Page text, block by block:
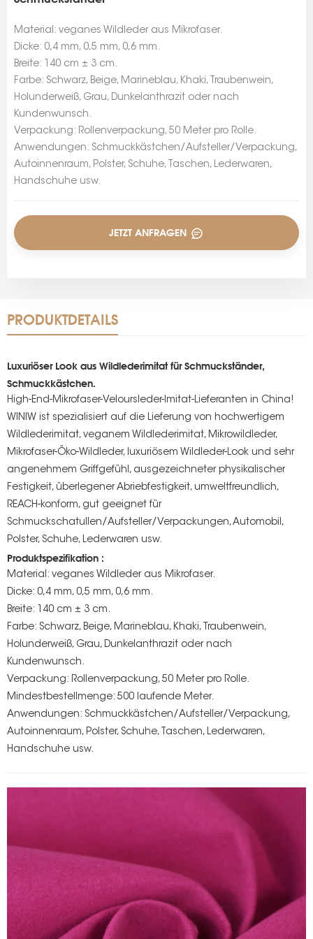
Material: veganes Wildleder aus Mikrofaser.
Dicke: 0,4 mm, 0,5 mm, 0,6 mm.
Breite: 140 cm ± 3 cm.
Farbe: Schwarz, Beige, Marineblau, Khaki, Traubenwein,
Holunderweiß, Grau, Dunkelanthrazit oder nach
Kundenwunsch.
Verpackung: Rollenverpackung, 50 Meter pro Rolle.
Anwendungen: Schmuckkästchen/Aufsteller/Verpackung,
Autoinnenraum, Polster, Schuhe, Taschen, Lederwaren,
Handschuhe usw.
JETZT ANFRAGEN
PRODUKTDETAILS
Luxuriöser Look aus Wildlederimitat für Schmuckständer,
Schmuckkästchen.
High-End-Mikrofaser-Veloursleder-Imitat-Lieferanten in China!
WINIW ist spezialisiert auf die Lieferung von hochwertigem
Wildlederimitat, veganem Wildlederimitat, Mikrowildleder,
Mikrofaser-Öko-Wildleder, luxuriösem Wildleder-Look und sehr
angenehmem Griffgefühl, ausgezeichneter physikalischer
Festigkeit, überlegener Abriebfestigkeit, umweltfreundlich,
REACH-konform, gut geeignet für
Schmuckschatullen/Aufsteller/Verpackungen, Automobil,
Polster, Schuhe, Lederwaren usw.
Produktspezifikation :
Material: veganes Wildleder aus Mikrofaser.
Dicke: 0,4 mm, 0,5 mm, 0,6 mm.
Breite: 140 cm ± 3 cm.
Farbe: Schwarz, Beige, Marineblau, Khaki, Traubenwein,
Holunderweiß, Grau, Dunkelanthrazit oder nach
Kundenwunsch.
Verpackung: Rollenverpackung, 50 Meter pro Rolle.
Mindestbestellmenge: 500 laufende Meter.
Anwendungen: Schmuckkästchen/Aufsteller/Verpackung,
Autoinnenraum, Polster, Schuhe, Taschen, Lederwaren,
Handschuhe usw.